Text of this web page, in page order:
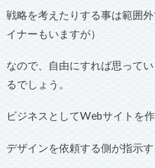
戦略を考えたりする事は範囲
イナーもいますが）
なので、自由にすれば思って
るでしょう。
ビジネスとしてWebサイトを作
デザインを依頼する側が指示す